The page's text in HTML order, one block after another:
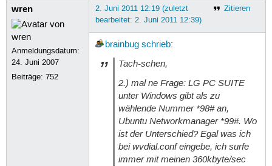
wren
Anmeldungsdatum:
24. Juni 2007
Beiträge:752
Zitieren
2. Juni 2011 12:19 (zuletzt
bearbeitet: 2. Juni 2011 12:39)
brainbug schrieb:
Tach-schen,
2.) mal ne Frage: LG PC SUITE
unter Windows gibt als zu
wählende Nummer *98# an,
Ubuntu Networkmanager *99#. Wo
ist der Unterschied? Egal was ich
bei wvdial.conf eingebe, ich surfe
immer mit meinen 360kbyte/sec